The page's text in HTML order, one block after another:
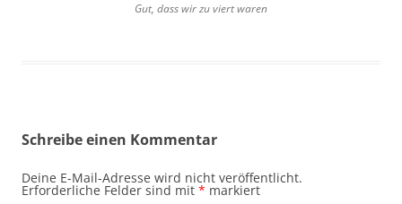
Gut, dass wir zu viert waren
Schreibe einen Kommentar
Deine E-Mail-Adresse wird nicht veröffentlicht.
Erforderliche Felder sind mit * markiert